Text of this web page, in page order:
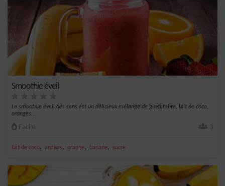
Smoothie éveil
Le smoothie éveil des sens est un délicieux mélange de gingembre, lait de coco,
oranges...
Facile 3
lait de coco, ananas, orange, banane, sucre